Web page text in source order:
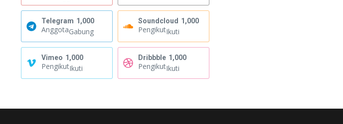
Telegram 1,000
AnggotaGabung
Soundcloud 1,000
PengikutIkuti
Vimeo 1,000
PengikutIkuti
Dribbble 1,000
PengikutIkuti